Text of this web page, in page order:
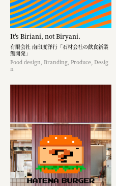
It's Biriani, not Biryani.
有限会社 南印度洋行「石材会社の飲食新業
態開発」
Food design, Branding, Produce, Desig
n